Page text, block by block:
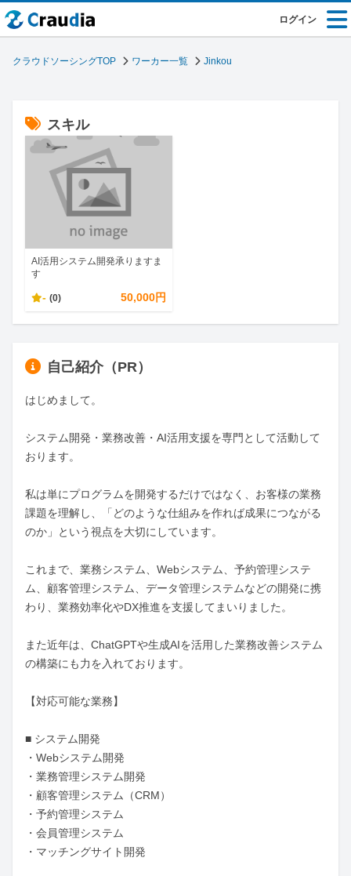
ログイン
クラウドソーシングTOP ワーカー一覧 Jinkou
スキル
AI活用システム開発承りますま
す
- (0) 50,000円
自己紹介（PR）
はじめまして。
システム開発・業務改善・AI活用支援を専門として活動して
おります。
私は単にプログラムを開発するだけではなく、お客様の業務
課題を理解し、「どのような仕組みを作れば成果につながる
のか」という視点を大切にしています。
これまで、業務システム、Webシステム、予約管理システ
ム、顧客管理システム、データ管理システムなどの開発に携
わり、業務効率化やDX推進を支援してまいりました。
また近年は、ChatGPTや生成AIを活用した業務改善システム
の構築にも力を入れております。
【対応可能な業務】
■ システム開発
・Webシステム開発
・業務管理システム開発
・顧客管理システム（CRM）
・予約管理システム
・会員管理システム
・マッチングサイト開発